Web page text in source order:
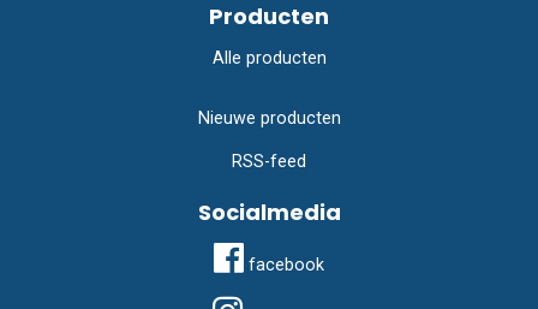
Producten
Alle producten
Nieuwe producten
RSS-feed
Socialmedia
facebook